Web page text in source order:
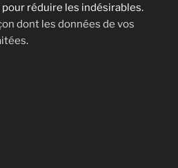
réduire les indésirables.
dont les données de vos
.